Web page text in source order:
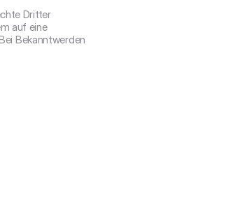
Dritter
auf eine
Bekanntwerden